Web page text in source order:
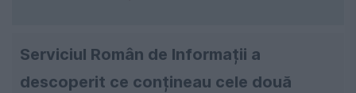
Serviciul Român de Informații a
descoperit ce conțineau cele două